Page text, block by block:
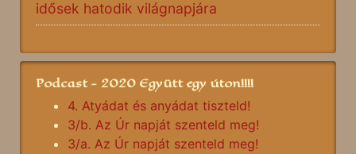
idősek hatodik világnapjára
Podcast - 2020 Együtt egy úton!!!!
4. Atyádat és anyádat tiszteld!
3/b. Az Úr napját szenteld meg!
3/a. Az Úr napját szenteld meg!